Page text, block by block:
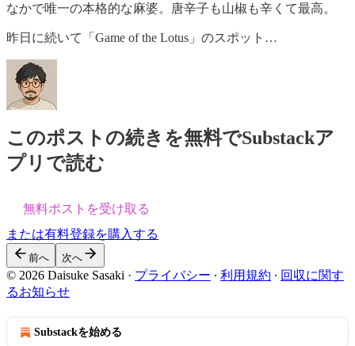
なかで唯一の本格的な麻婆。唐辛子も山椒も辛くて最高。
昨日に続いて「Game of the Lotus」のスポット…
このポストの続きを無料でSubstackア
プリで読む
無料ポストを受け取る
または有料登録を購入する
前へ 次へ
© 2026 Daisuke Sasaki · プライバシー ∙ 利用規約 ∙ 回収に関す
るお知らせ
Substackを始める